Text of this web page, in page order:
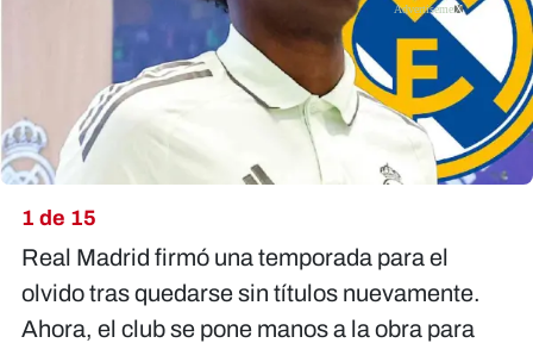
1 de 15
Real Madrid firmó una temporada para el
olvido tras quedarse sin títulos nuevamente.
Ahora, el club se pone manos a la obra para
X